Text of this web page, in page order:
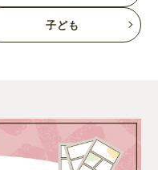
子ども